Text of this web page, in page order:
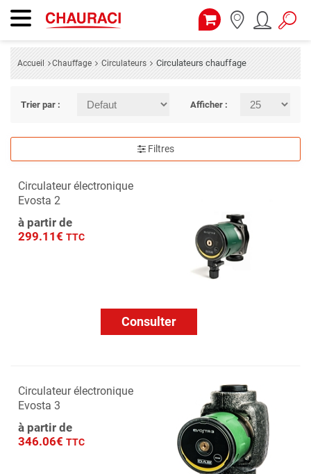
Accueil Chauffage Circulateurs Circulateurs chauffage
Trier par : Afficher :
Filtres
Circulateur électronique
Evosta 2
à partir de
299.11€ TTC
Consulter
Circulateur électronique
Evosta 3
à partir de
346.06€ TTC